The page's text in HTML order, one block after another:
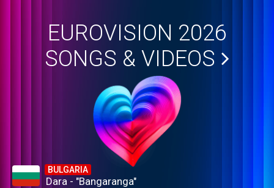
EUROVISION 2026
SONGS & VIDEOS
BULGARIA
Dara - "Bangaranga"